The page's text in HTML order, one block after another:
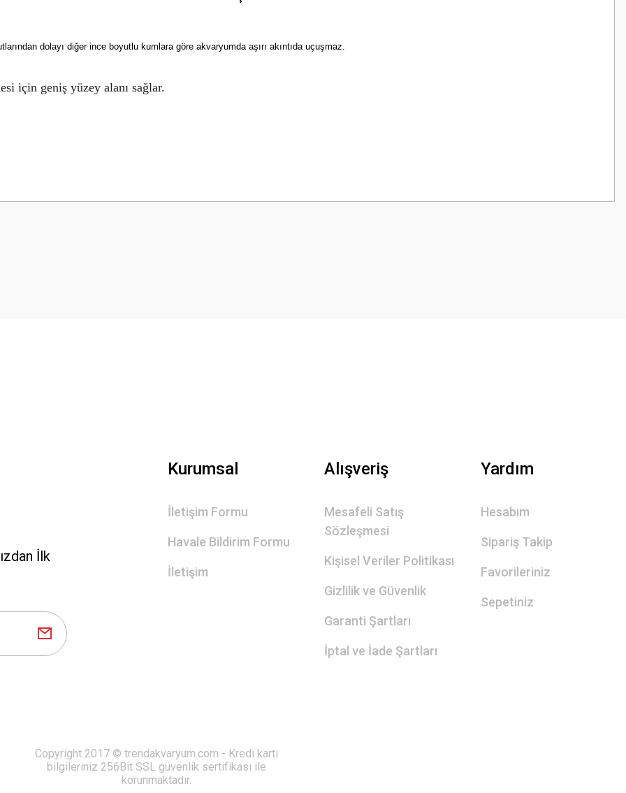
dolayı diğer ince boyutlu kumlara göre akvaryumda aşırı akıntıda uçuşmaz.
için geniş yüzey alanı sağlar.
İlk
Kurumsal
İletişim Formu
Havale Bildirim Formu
İletişim
Alışveriş
Mesafeli Satış
Sözleşmesi
Kişisel Veriler Politikası
Gizlilik ve Güvenlik
Garanti Şartları
İptal ve İade Şartları
Yardım
Hesabım
Sipariş Takip
Favorileriniz
Sepetiniz
Copyright 2017 © trendakvaryum.com - Kredi kartı
bilgileriniz 256Bit SSL güvenlik sertifikası ile
korunmaktadır.